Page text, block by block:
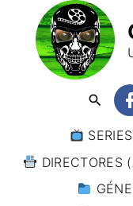
DIRECTORES
DIRECTORES